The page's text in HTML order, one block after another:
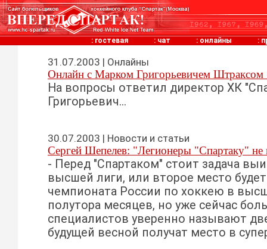
: гостевая : чат : онлайны :
31.07.2003 | Онлайны
Онлайн с Марком Григорьевичем Штраксом
На вопросы ответил директор ХК
Григорьевич...
30.07.2003 | Новости и статьи
Сергей Шепелев: "Легионеры "Спартаку"
- Перед "Спартаком" стоит задача
высшей лиги, или второе место
чемпионата России по хоккею в
полутора месяцев, но уже сейчас
специалистов уверенно называют
будущей весной получат место в